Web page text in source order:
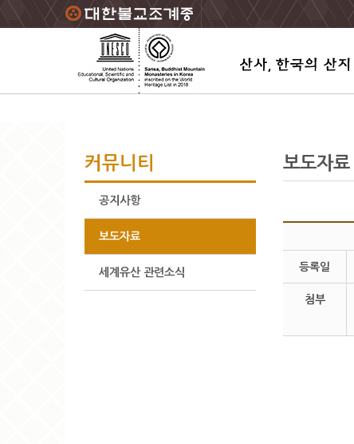
주요메뉴 바로가기
본문 바로가기
하단메뉴 바로가기
커뮤니티
공지사항
보도자료
세계유산 관련소식
보도자료
등록일
첨부